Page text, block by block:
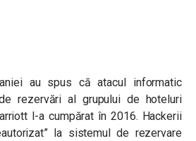
au spus că atacul informatic
rezervări al grupului de hoteluri
l-a cumpărat în 2016. Hackerii
la sistemul de rezervare